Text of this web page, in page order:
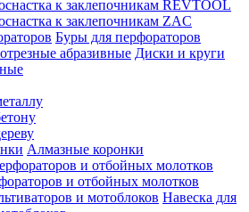
к заклепочникам REVTOOL
к заклепочникам ZAC
Буры для перфораторов
Диски и круги
Алмазные коронки
и отбойных молотков
Навеска для